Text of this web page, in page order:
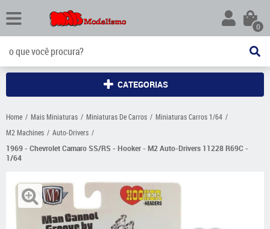
0
CATEGORIAS
Home Mais Miniaturas Miniaturas De Carros
Miniaturas Carros 1/64
M2 Machines
Auto-Drivers
1969 - Chevrolet Camaro SS/RS - Hooker - M2 Auto-Drivers 11228 R69C -
1/64